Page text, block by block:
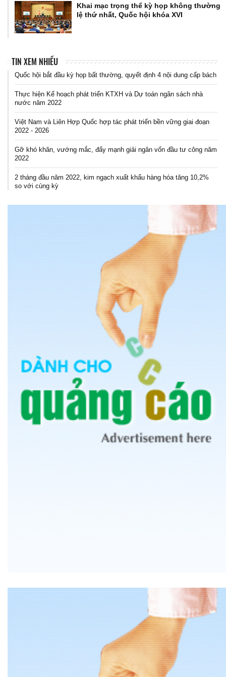
Khai mạc trọng thể kỳ họp không thường
lệ thứ nhất, Quốc hội khóa XVI
TIN XEM NHIỀU
Quốc hội bắt đầu kỳ họp bất thường, quyết định 4 nội dung cấp bách
Thực hiện Kế hoạch phát triển KTXH và Dự toán ngân sách nhà
nước năm 2022
Việt Nam và Liên Hợp Quốc hợp tác phát triển bền vững giai đoạn
2022 - 2026
Gỡ khó khăn, vướng mắc, đẩy mạnh giải ngân vốn đầu tư công năm
2022
2 tháng đầu năm 2022, kim ngạch xuất khẩu hàng hóa tăng 10,2%
so với cùng kỳ